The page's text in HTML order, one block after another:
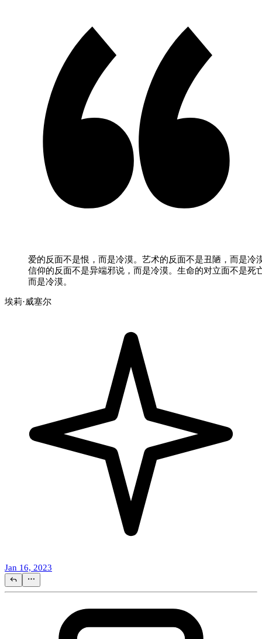
爱的反面不是恨，而是冷漠。艺术的反面不是丑陋，而是冷
信仰的反面不是异端邪说，而是冷漠。生命的对立面不是死
而是冷漠。
埃莉·威塞尔
Jan 16, 2023